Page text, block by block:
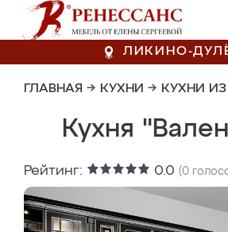
ЛИКИНО-
ГЛАВНАЯ → КУХНИ → КУХНИ
Кухня
Рейтинг: 0.0 (0